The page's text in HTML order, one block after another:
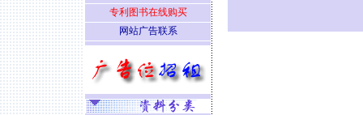
专利图书在线购买
网站广告联系